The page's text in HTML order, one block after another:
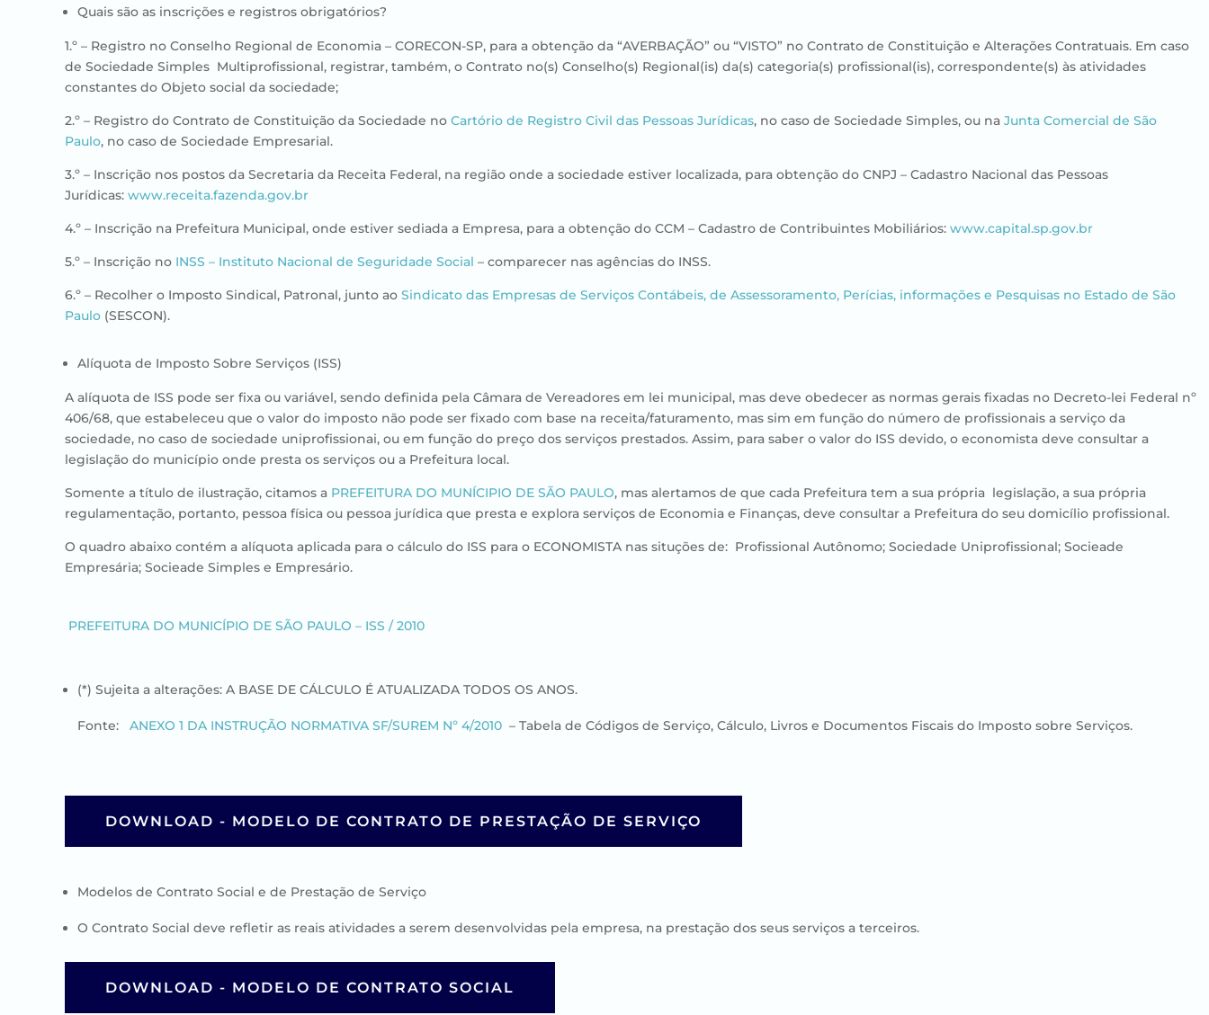
Quais são as inscrições e registros obrigatórios?
1.º – Registro no Conselho Regional de Economia – CORECON-SP, para a obtenção da “AVERBAÇÃO” ou “VISTO” no Contrato de Constituição e Alterações Contratuais. Em caso
de Sociedade Simples Multiprofissional, registrar, também, o Contrato no(s) Conselho(s) Regional(is) da(s) categoria(s) profissional(is), correspondente(s) às atividades
constantes do Objeto social da sociedade;
2.º – Registro do Contrato de Constituição da Sociedade no Cartório de Registro Civil das Pessoas Jurídicas, no caso de Sociedade Simples, ou na Junta Comercial de São
Paulo, no caso de Sociedade Empresarial.
3.º – Inscrição nos postos da Secretaria da Receita Federal, na região onde a sociedade estiver localizada, para obtenção do CNPJ – Cadastro Nacional das Pessoas
Jurídicas: www.receita.fazenda.gov.br
4.º – Inscrição na Prefeitura Municipal, onde estiver sediada a Empresa, para a obtenção do CCM – Cadastro de Contribuintes Mobiliários: www.capital.sp.gov.br
5.º – Inscrição no INSS – Instituto Nacional de Seguridade Social – comparecer nas agências do INSS.
6.º – Recolher o Imposto Sindical, Patronal, junto ao Sindicato das Empresas de Serviços Contábeis, de Assessoramento, Perícias, informações e Pesquisas no Estado de São
Paulo (SESCON).
Alíquota de Imposto Sobre Serviços (ISS)
​A alíquota de ISS pode ser fixa ou variável, sendo definida pela Câmara de Vereadores em lei municipal, mas deve obedecer as normas gerais fixadas no Decreto-lei Federal nº
406/68, que estabeleceu que o valor do imposto não pode ser fixado com base na receita/faturamento, mas sim em função do número de profissionais a serviço da
sociedade, no caso de sociedade uniprofissionai, ou em função do preço dos serviços prestados. Assim, para saber o valor do ISS devido, o economista deve consultar a
legislação do município onde presta os serviços ou a Prefeitura local.
Somente a título de ilustração, citamos a PREFEITURA DO MUNÍCIPIO DE SÃO PAULO, mas alertamos de que cada Prefeitura tem a sua própria legislação, a sua própria
regulamentação, portanto, pessoa física ou pessoa jurídica que presta e explora serviços de Economia e Finanças, deve consultar a Prefeitura do seu domicílio profissional.
O quadro abaixo contém a alíquota aplicada para o cálculo do ISS para o ECONOMISTA nas situções de: Profissional Autônomo; Sociedade Uniprofissional; Socieade
Empresária; Socieade Simples e Empresário.
PREFEITURA DO MUNICÍPIO DE SÃO PAULO – ISS / 2010
(*) Sujeita a alterações: A BASE DE CÁLCULO É ATUALIZADA TODOS OS ANOS.
Fonte: ANEXO 1 DA INSTRUÇÃO NORMATIVA SF/SUREM Nº 4/2010 – Tabela de Códigos de Serviço, Cálculo, Livros e Documentos Fiscais do Imposto sobre Serviços.
DOWNLOAD - MODELO DE CONTRATO DE PRESTAÇÃO DE SERVIÇO
Modelos de Contrato Social e de Prestação de Serviço​​
O Contrato Social deve refletir as reais atividades a serem desenvolvidas pela empresa, na prestação dos seus serviços a terceiros.
DOWNLOAD - MODELO DE CONTRATO SOCIAL